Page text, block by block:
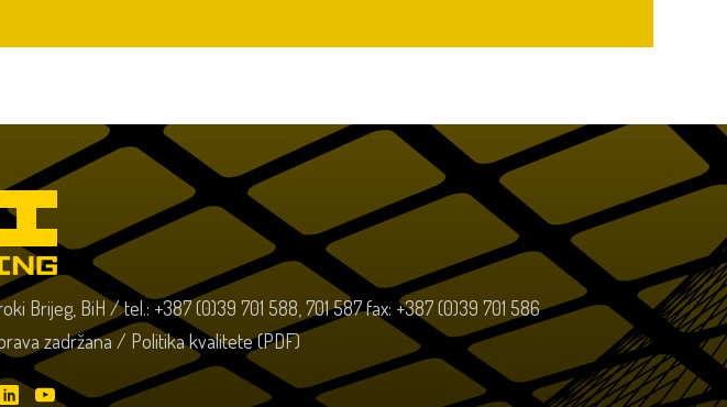
BiH / tel.: +387 (0)39 701 588, 701 587 fax: +387 (0)39 701 586
zadržana / Politika kvalitete (PDF)